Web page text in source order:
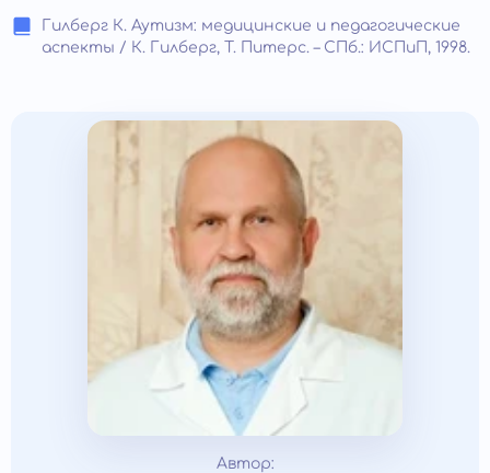
Гилберг К. Аутизм: медицинские и педагогические
аспекты / К. Гилберг, Т. Питерс. – СПб.: ИСПиП, 1998.
Автор: